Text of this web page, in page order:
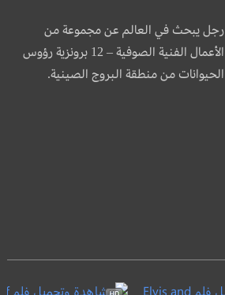
رجل يبحث في العالم عن مجموعة من
الأعمال الفنية الصوفية – 12 برونزية رؤوس
الحيوانات من منطقة البروج الصينية.